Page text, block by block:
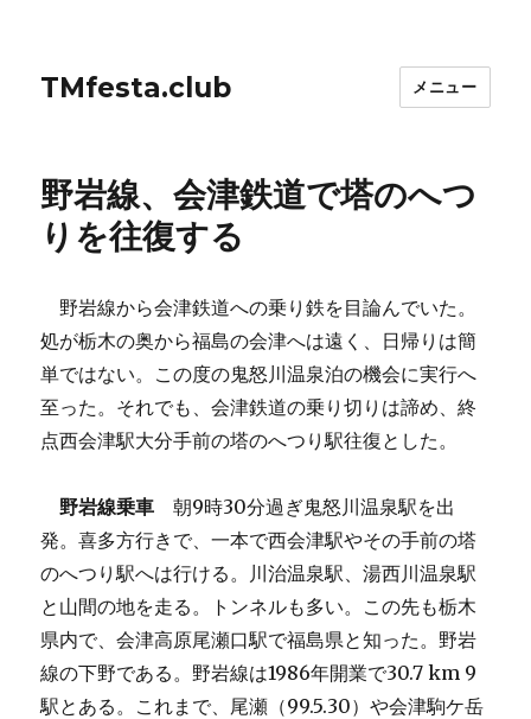
TMfesta.club メニュー
野岩線、会津鉄道で塔のへつ
りを往復する
野岩線から会津鉄道への乗り鉄を目論んでいた。
処が栃木の奥から福島の会津へは遠く、日帰りは簡
単ではない。この度の鬼怒川温泉泊の機会に実行へ
至った。それでも、会津鉄道の乗り切りは諦め、終
点西会津駅大分手前の塔のへつり駅往復とした。
野岩線乗車 朝9時30分過ぎ鬼怒川温泉駅を出
発。喜多方行きで、一本で西会津駅やその手前の塔
のへつり駅へは行ける。川治温泉駅、湯西川温泉駅
と山間の地を走る。トンネルも多い。この先も栃木
県内で、会津高原尾瀬口駅で福島県と知った。野岩
線の下野である。野岩線は1986年開業で30.7 km 9
駅とある。これまで、尾瀬（99.5.30）や会津駒ケ岳